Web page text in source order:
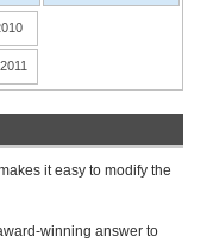
it easy to modify the
winning answer to